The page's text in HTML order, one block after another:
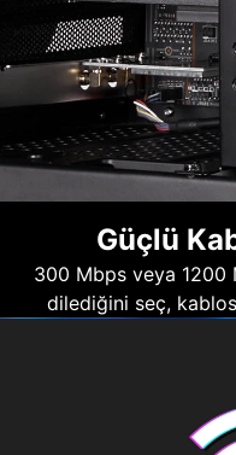
Güçlü
300 Mbps veya 1200
dilediğini seç,